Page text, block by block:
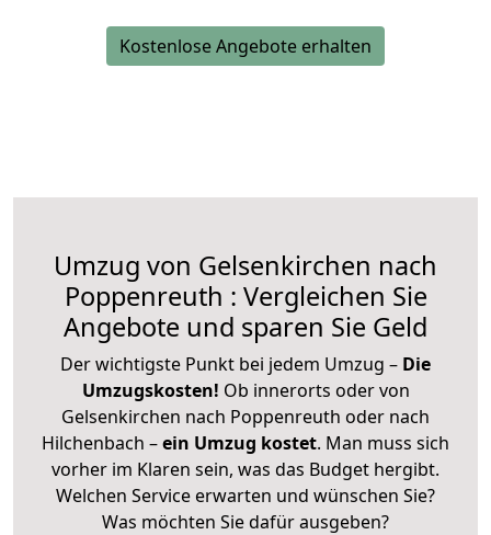
Kostenlose Angebote erhalten
Umzug von Gelsenkirchen nach
Poppenreuth : Vergleichen Sie
Angebote und sparen Sie Geld
Der wichtigste Punkt bei jedem Umzug – Die
Umzugskosten! Ob innerorts oder von
Gelsenkirchen nach Poppenreuth oder nach
Hilchenbach –ein Umzug kostet. Man muss sich
vorher im Klaren sein, was das Budget hergibt.
Welchen Service erwarten und wünschen Sie?
Was möchten Sie dafür ausgeben?